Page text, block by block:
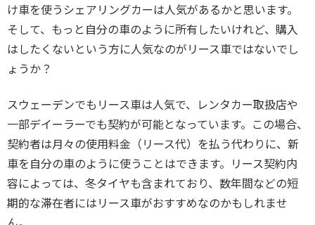
け車を使うシェアリングカーは人気があるかと思います。
そして、もっと自分の車のように所有したいけれど、購入
はしたくないという方に人気なのがリース車ではないでし
ょうか？
スウェーデンでもリース車は人気で、レンタカー取扱店や
一部デイーラーでも契約が可能となっています。この場合、
契約者は月々の使用料金（リース代）を払う代わりに、新
車を自分の車のように使うことはできます。リース契約内
容によっては、冬タイヤも含まれており、数年間などの短
期的な滞在者にはリース車がおすすめなのかもしれませ